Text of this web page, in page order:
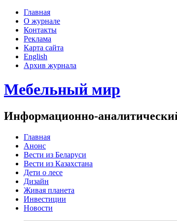
Главная
О журнале
Контакты
Реклама
Карта сайта
English
Архив журнала
Мебельный мир
Информационно-
Главная
Анонс
Вести из Беларуси
Вести из Казахстана
Дети о лесе
Дизайн
Живая планета
Инвестиции
Новости